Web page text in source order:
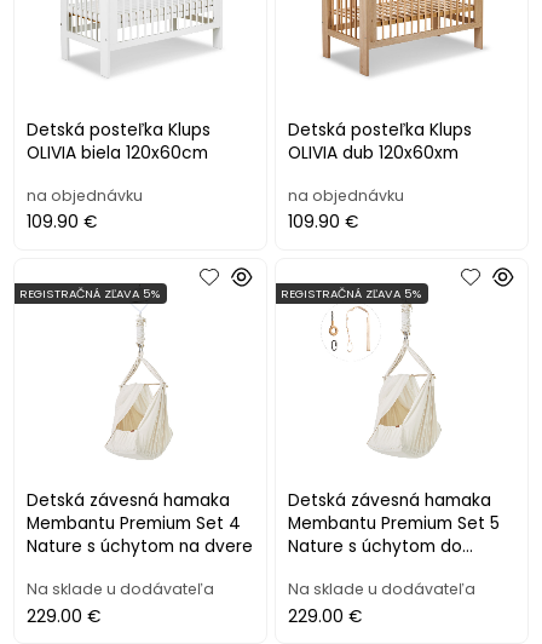
Detská posteľka Klups
OLIVIA biela 120x60cm
na objednávku
109.90 €
Detská posteľka Klups
OLIVIA dub 120x60xm
na objednávku
109.90 €
Detská závesná hamaka
Membantu Premium Set 4
Nature s úchytom na dvere
REGISTRAČNÁ ZĽAVA 5%
Na sklade u dodávateľa
229.00 €
Detská závesná hamaka
Membantu Premium Set 5
Nature s úchytom do
REGISTRAČNÁ ZĽAVA 5%
Na sklade u dodávateľa
229.00 €